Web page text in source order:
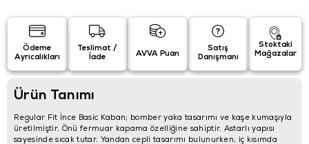
Ödeme
Ayrıcalıkları
Teslimat /
İade
AVVA Puan
Satış
Danışmanı
Stoktaki
Mağazalar
Ürün Tanımı
Regular Fit İnce Basic Kaban; bomber yaka tasarımı ve kaşe kumaşıyla
üretilmiştir. Önü fermuar kapama özelliğine sahiptir. Astarlı yapısı
sayesinde sıcak tutar. Yandan cepli tasarımı bulunurken, iç kısımda